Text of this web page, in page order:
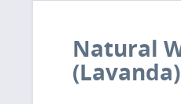
Natural
(Lavanda)